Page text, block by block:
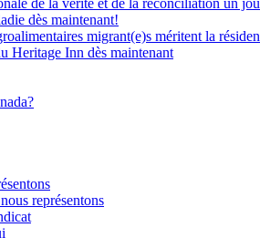
dès maintenant!
migrant(e)s méritent la
Heritage Inn dès maintenant
représentons